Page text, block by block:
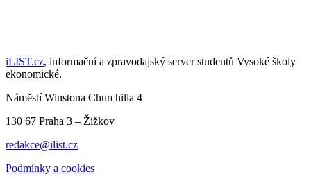
iLIST.cz, informační a zpravodajský server studentů Vysoké školy
ekonomické.
Náměstí Winstona Churchilla 4
130 67 Praha 3 – Žižkov
redakce@ilist.cz
Podmínky a cookies